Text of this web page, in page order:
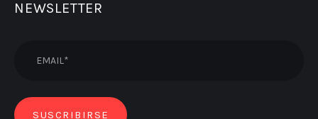
NEWSLETTER